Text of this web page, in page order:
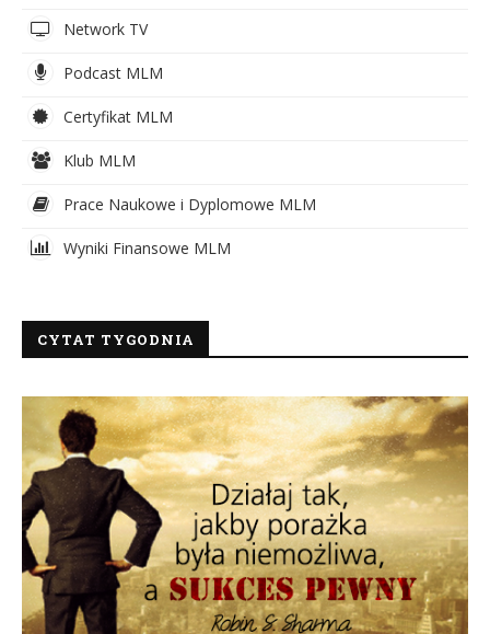
Network TV
Podcast MLM
Certyfikat MLM
Klub MLM
Prace Naukowe i Dyplomowe MLM
Wyniki Finansowe MLM
CYTAT TYGODNIA